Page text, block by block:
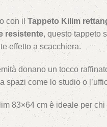
con il Tappeto Kilim
resistente, questo tappeto
effetto a scacchiera.
donano un tocco
spazi come lo studio o
83×64 cm è ideale per chi